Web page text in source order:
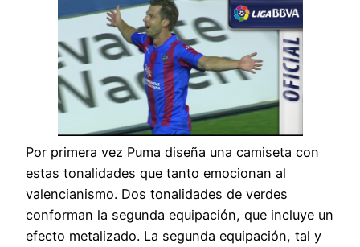
Por primera vez Puma diseña una camiseta con
estas tonalidades que tanto emocionan al
valencianismo. Dos tonalidades de verdes
conforman la segunda equipación, que incluye un
efecto metalizado. La segunda equipación, tal y